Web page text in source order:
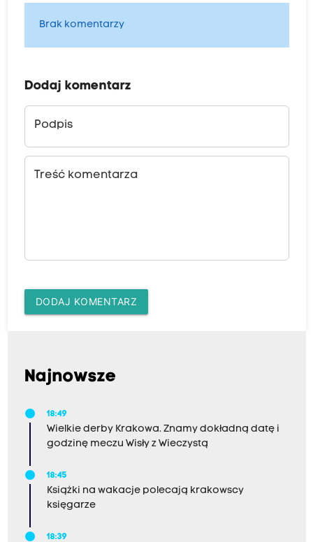
Brak komentarzy
Dodaj komentarz
Podpis
Treść komentarza
DODAJ KOMENTARZ
Najnowsze
18:49
Wielkie derby Krakowa. Znamy dokładną datę i
godzinę meczu Wisły z Wieczystą
18:45
Książki na wakacje polecają krakowscy
księgarze
18:39